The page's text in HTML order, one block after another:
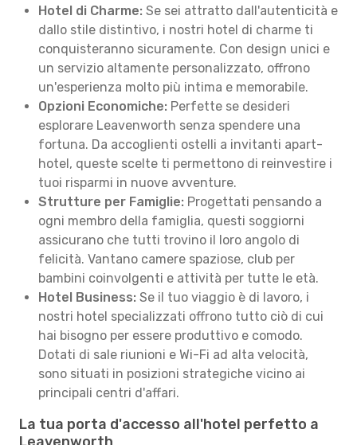
Hotel di Charme: Se sei attratto dall'autenticità e
dallo stile distintivo, i nostri hotel di charme ti
conquisteranno sicuramente. Con design unici e
un servizio altamente personalizzato, offrono
un'esperienza molto più intima e memorabile.
Opzioni Economiche: Perfette se desideri
esplorare Leavenworth senza spendere una
fortuna. Da accoglienti ostelli a invitanti apart-
hotel, queste scelte ti permettono di reinvestire i
tuoi risparmi in nuove avventure.
Strutture per Famiglie: Progettati pensando a
ogni membro della famiglia, questi soggiorni
assicurano che tutti trovino il loro angolo di
felicità. Vantano camere spaziose, club per
bambini coinvolgenti e attività per tutte le età.
Hotel Business: Se il tuo viaggio è di lavoro, i
nostri hotel specializzati offrono tutto ciò di cui
hai bisogno per essere produttivo e comodo.
Dotati di sale riunioni e Wi-Fi ad alta velocità,
sono situati in posizioni strategiche vicino ai
principali centri d'affari.
La tua porta d'accesso all'hotel perfetto a